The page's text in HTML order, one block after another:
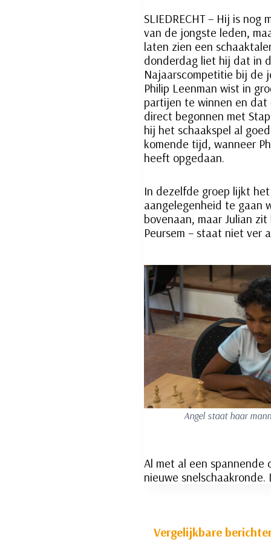
SLIEDRECHT – Hij is
van de jongste leden,
laten zien een
donderdag liet hij dat in
Najaarscompetitie bij de
Philip Leenman wist in
partijen te winnen en dat
direct begonnen met
hij het schaakspel al
komende tijd, wanneer
heeft opgedaan.
In dezelfde groep lijkt
aangelegenheid te gaan
bovenaan, maar Julian
Peursem – staat niet ver
Angel staat haar
Al met al een
nieuwe
Vergelijkbare